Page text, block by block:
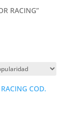
RACING”